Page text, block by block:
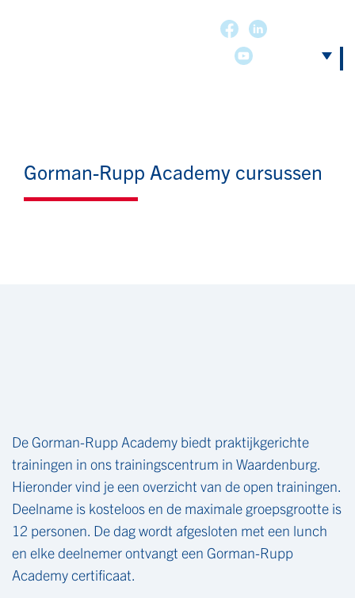
Gorman-Rupp Academy cursussen
De Gorman-Rupp Academy biedt praktijkgerichte
trainingen in ons trainingscentrum in Waardenburg.
Hieronder vind je een overzicht van de open trainingen.
Deelname is kosteloos en de maximale groepsgrootte is
12 personen. De dag wordt afgesloten met een lunch
en elke deelnemer ontvangt een Gorman-Rupp
Academy certificaat.